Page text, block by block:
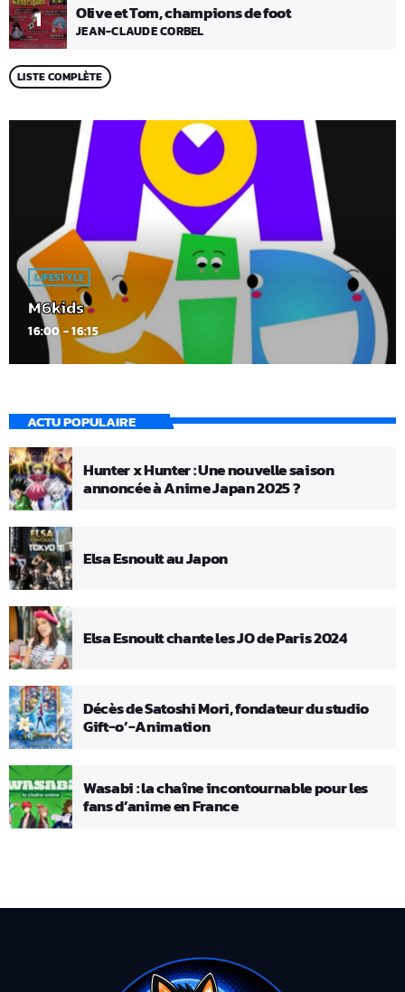
1 Olive et Tom, champions de foot
JEAN-CLAUDE CORBEL
LISTE COMPLÈTE
LIFESTYLE
M6kids
16:00 - 16:15
ACTU POPULAIRE
Hunter x Hunter : Une nouvelle saison
annoncée à Anime Japan 2025 ?
Elsa Esnoult au Japon
Elsa Esnoult chante les JO de Paris 2024
Décès de Satoshi Mori, fondateur du studio
Gift-o’-Animation
Wasabi : la chaîne incontournable pour les
fans d’anime en France